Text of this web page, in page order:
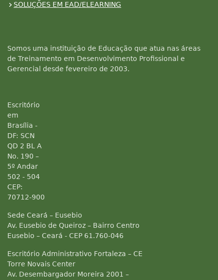
SOLUÇÕES EM EAD/ELEARNING
Somos uma instituição de Educação que atua nas áreas
de Treinamento em Desenvolvimento Profissional e
Gerencial desde fevereiro de 2003.
Escritório
em
Brasília -
DF: SCN
QD 2 BL A
No. 190 –
5º Andar
502 - 504
CEP:
70712-900
Sede Ceará – Eusebio
Av. Eusebio de Queiroz – Bairro Centro
Eusebio – Ceará - CEP 61.760-046
Escritório Administrativo Fortaleza – CE
Torre Novais Center
Av. Desembargador Moreira 2001 –